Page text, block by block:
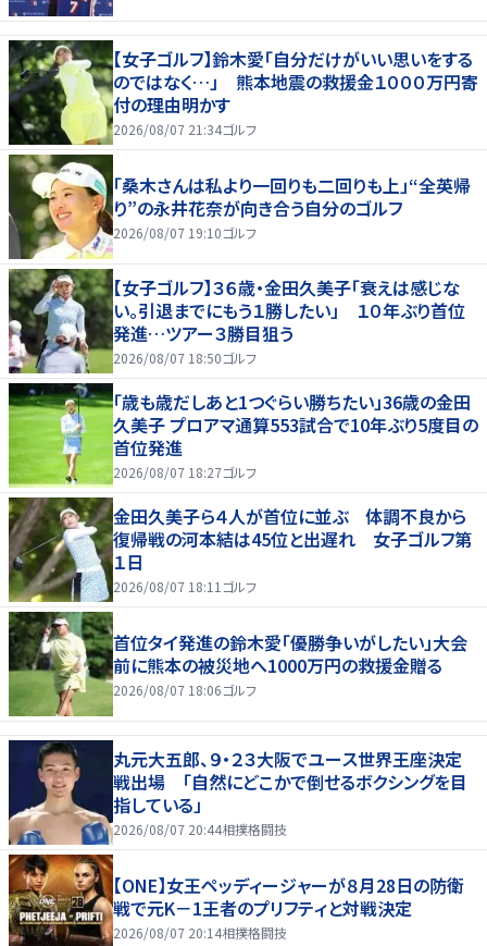
【女子ゴルフ】鈴木愛「自分だけがいい思いをする
のではなく…」 熊本地震の救援金１０００万円寄
付の理由明かす
2026/08/07 21:34ゴルフ
「桑木さんは私より一回りも二回りも上」“全英帰
り”の永井花奈が向き合う自分のゴルフ
2026/08/07 19:10ゴルフ
【女子ゴルフ】３６歳・金田久美子「衰えは感じな
い。引退までにもう１勝したい」 １０年ぶり首位
発進…ツアー３勝目狙う
2026/08/07 18:50ゴルフ
「歳も歳だしあと1つぐらい勝ちたい」36歳の金田
久美子 プロアマ通算553試合で10年ぶり5度目の
首位発進
2026/08/07 18:27ゴルフ
金田久美子ら４人が首位に並ぶ 体調不良から
復帰戦の河本結は45位と出遅れ 女子ゴルフ第
１日
2026/08/07 18:11 ゴルフ
首位タイ発進の鈴木愛「優勝争いがしたい」大会
前に熊本の被災地へ1000万円の救援金贈る
2026/08/07 18:06ゴルフ
丸元大五郎、９・２３大阪でユース世界王座決定
戦出場 「自然にどこかで倒せるボクシングを目
指している」
2026/08/07 20:44相撲格闘技
【ONE】女王ペッディージャーが８月28日の防衛
戦で元K－1王者のプリフティと対戦決定
2026/08/07 20:14相撲格闘技